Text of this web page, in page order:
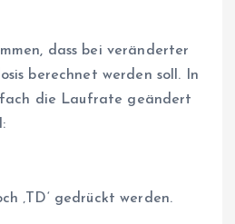
dass bei veränderter
berechnet werden soll. In
die Laufrate geändert
‚TD‘ gedrückt werden.